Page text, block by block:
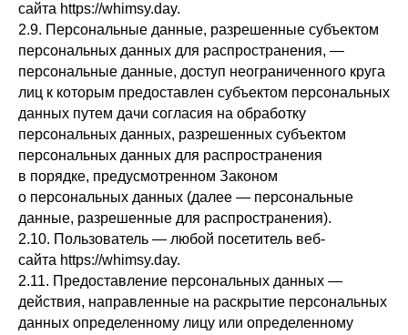
сайта https://whimsy.day.
2.9. Персональные данные, разрешенные субъектом
персональных данных для распространения, —
персональные данные, доступ неограниченного круга
лиц к которым предоставлен субъектом персональных
данных путем дачи согласия на обработку
персональных данных, разрешенных субъектом
персональных данных для распространения
в порядке, предусмотренном Законом
о персональных данных (далее — персональные
данные, разрешенные для распространения).
2.10. Пользователь — любой посетитель веб-
сайта https://whimsy.day.
2.11. Предоставление персональных данных —
действия, направленные на раскрытие персональных
данных определенному лицу или определенному